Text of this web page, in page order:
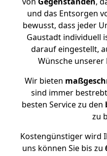
und das Entsorgen
bewusst, dass jeder
Gaustadt individuell
darauf eingestellt,
Wünsche unserer
Wir bieten
sind immer
besten Service zu den
zu
Kostengünstiger wird
uns können Sie bis zu